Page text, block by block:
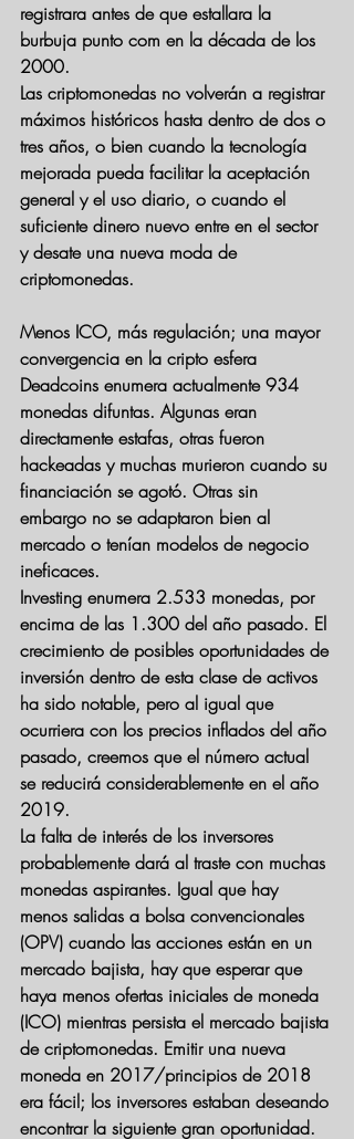
registrara antes de que estallara la
burbuja punto com en la década de los
2000.
Las criptomonedas no volverán a registrar
máximos históricos hasta dentro de dos o
tres años, o bien cuando la tecnología
mejorada pueda facilitar la aceptación
general y el uso diario, o cuando el
suficiente dinero nuevo entre en el sector
y desate una nueva moda de
criptomonedas.
Menos ICO, más regulación; una mayor
convergencia en la cripto esfera
Deadcoins enumera actualmente 934
monedas difuntas. Algunas eran
directamente estafas, otras fueron
hackeadas y muchas murieron cuando su
financiación se agotó. Otras sin
embargo no se adaptaron bien al
mercado o tenían modelos de negocio
ineficaces.
Investing enumera 2.533 monedas, por
encima de las 1.300 del año pasado. El
crecimiento de posibles oportunidades de
inversión dentro de esta clase de activos
ha sido notable, pero al igual que
ocurriera con los precios inflados del año
pasado, creemos que el número actual
se reducirá considerablemente en el año
2019.
La falta de interés de los inversores
probablemente dará al traste con muchas
monedas aspirantes. Igual que hay
menos salidas a bolsa convencionales
(OPV) cuando las acciones están en un
mercado bajista, hay que esperar que
haya menos ofertas iniciales de moneda
(ICO) mientras persista el mercado bajista
de criptomonedas. Emitir una nueva
moneda en 2017/principios de 2018
era fácil; los inversores estaban deseando
encontrar la siguiente gran oportunidad.